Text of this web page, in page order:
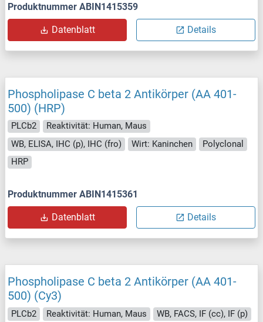
Produktnummer ABIN1415359
Datenblatt Details
Phospholipase C beta 2 Antikörper (AA 401-
500) (HRP)
PLCb2
Reaktivität: Human, Maus
WB, ELISA, IHC (p), IHC (fro)
Wirt: Kaninchen
Polyclonal
HRP
Produktnummer ABIN1415361
Datenblatt Details
Phospholipase C beta 2 Antikörper (AA 401-
500) (Cy3)
PLCb2 Reaktivität: Human, Maus WB, FACS, IF (cc), IF (p)